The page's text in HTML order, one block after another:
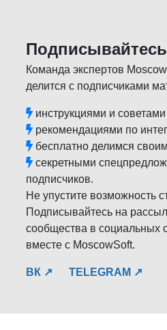
Подписывайтесь
Команда экспертов
делится с подписчиками
инструкциями и
рекомендациями по
бесплатно делимся
секретными
подписчиков.
Не упустите возможность
Подписывайтесь на
сообщества в социальных
вместе с MoscowSoft.
ВК ↗ TELEGRAM ↗